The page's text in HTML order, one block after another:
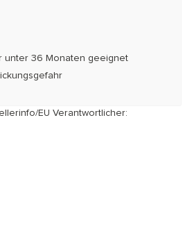
unter 36 Monaten geeignet
EU Verantwortlicher: